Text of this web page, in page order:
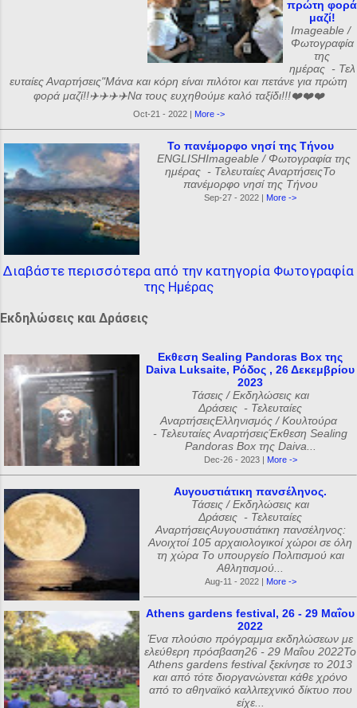
πρώτη φορά
μαζί!
Imageable /
Φωτογραφία
της
ημέρας - Τελ
ευταίες Αναρτήσεις"Μάνα και κόρη είναι πιλότοι και πετάνε για πρώτη
φορά μαζί!!✈️✈️✈️✈️Να τους ευχηθούμε καλό ταξίδι!!!❤️❤️❤️
Oct-21 - 2022 | More ->
Το πανέμορφο νησί της Τήνου
ENGLISHImageable / Φωτογραφία της
ημέρας - Τελευταίες ΑναρτήσειςΤο
πανέμορφο νησί της Τήνου
Sep-27 - 2022 | More ->
Διαβάστε περισσότερα από την κατηγορία Φωτογραφία
της Ημέρας
Εκδηλώσεις και Δράσεις
Εκθεση Sealing Pandoras Box της
Daiva Luksaite, Ρόδος , 26 Δεκεμβρίου
2023
Τάσεις / Εκδηλώσεις και
Δράσεις - Τελευταίες
ΑναρτήσειςΕλληνισμός / Κουλτούρα
- Τελευταίες ΑναρτήσειςΈκθεση Sealing
Pandoras Box της Daiva...
Dec-26 - 2023 | More ->
Αυγουστιάτικη πανσέληνος.
Τάσεις / Εκδηλώσεις και
Δράσεις - Τελευταίες
ΑναρτήσειςΑυγουστιάτικη πανσέληνος:
Ανοιχτοί 105 αρχαιολογικοί χώροι σε όλη
τη χώρα Το υπουργείο Πολιτισμού και
Αθλητισμού...
Aug-11 - 2022 | More ->
Athens gardens festival, 26 - 29 Μαΐου
2022
Ένα πλούσιο πρόγραμμα εκδηλώσεων με
ελεύθερη πρόσβαση26 - 29 Μαΐου 2022Το
Athens gardens festival ξεκίνησε το 2013
και από τότε διοργανώνεται κάθε χρόνο
από το αθηναϊκό καλλιτεχνικό δίκτυο που
είχε...